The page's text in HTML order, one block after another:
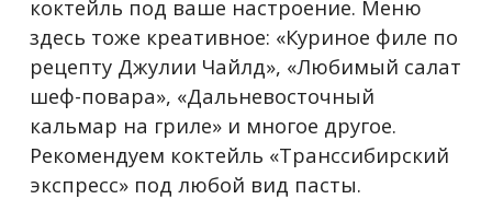
коктейль под ваше настроение. Меню
здесь тоже креативное: «Куриное филе по
рецепту Джулии Чайлд», «Любимый салат
шеф-повара», «Дальневосточный
кальмар на гриле» и многое другое.
Рекомендуем коктейль «Транссибирский
экспресс» под любой вид пасты.